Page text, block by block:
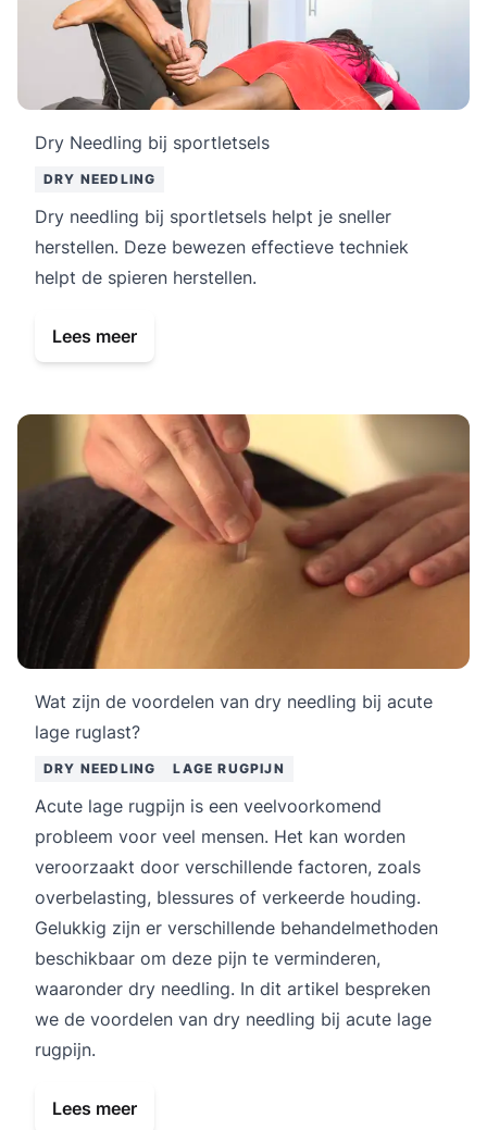
Dry Needling bij sportletsels
DRY NEEDLING
Dry needling bij sportletsels helpt je sneller
herstellen. Deze bewezen effectieve techniek
helpt de spieren herstellen.
Lees meer
Wat zijn de voordelen van dry needling bij acute
lage ruglast?
DRY NEEDLING LAGE RUGPIJN
Acute lage rugpijn is een veelvoorkomend
probleem voor veel mensen. Het kan worden
veroorzaakt door verschillende factoren, zoals
overbelasting, blessures of verkeerde houding.
Gelukkig zijn er verschillende behandelmethoden
beschikbaar om deze pijn te verminderen,
waaronder dry needling. In dit artikel bespreken
we de voordelen van dry needling bij acute lage
rugpijn.
Lees meer